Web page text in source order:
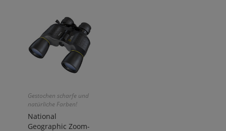
Gestochen scharfe und
natürliche Farben!
National
Geographic Zoom-